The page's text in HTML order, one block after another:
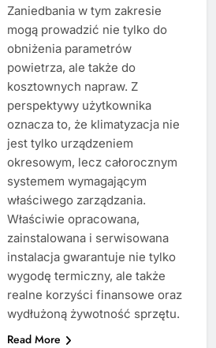
Zaniedbania w tym zakresie
mogą prowadzić nie tylko do
obniżenia parametrów
powietrza, ale także do
kosztownych napraw. Z
perspektywy użytkownika
oznacza to, że klimatyzacja nie
jest tylko urządzeniem
okresowym, lecz całorocznym
systemem wymagającym
właściwego zarządzania.
Właściwie opracowana,
zainstalowana i serwisowana
instalacja gwarantuje nie tylko
wygodę termiczny, ale także
realne korzyści finansowe oraz
wydłużoną żywotność sprzętu.
Read More